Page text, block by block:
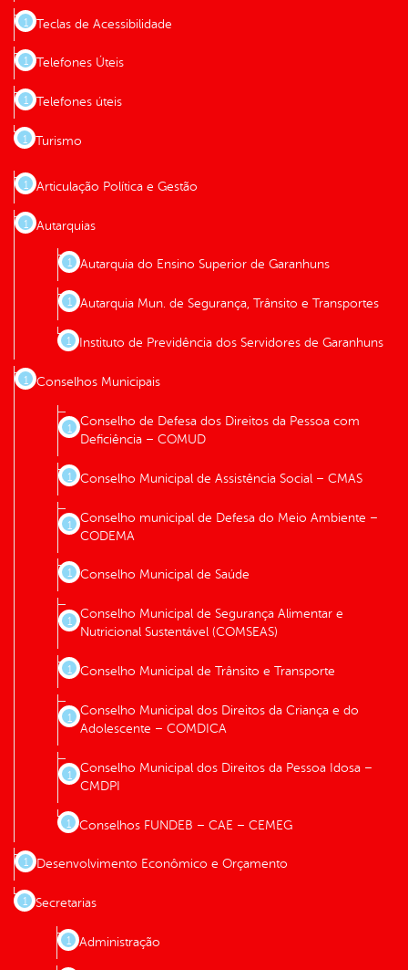
Teclas de Acessibilidade
Telefones Úteis
Telefones úteis
Turismo
Articulação Política e Gestão
Autarquias
Autarquia do Ensino Superior de Garanhuns
Autarquia Mun. de Segurança, Trânsito e Transportes
Instituto de Previdência dos Servidores de Garanhuns
Conselhos Municipais
Conselho de Defesa dos Direitos da Pessoa com
Deficiência – COMUD
Conselho Municipal de Assistência Social – CMAS
Conselho municipal de Defesa do Meio Ambiente –
CODEMA
Conselho Municipal de Saúde
Conselho Municipal de Segurança Alimentar e
Nutricional Sustentável (COMSEAS)
Conselho Municipal de Trânsito e Transporte
Conselho Municipal dos Direitos da Criança e do
Adolescente – COMDICA
Conselho Municipal dos Direitos da Pessoa Idosa –
CMDPI
Conselhos FUNDEB – CAE – CEMEG
Desenvolvimento Econômico e Orçamento
Secretarias
Administração